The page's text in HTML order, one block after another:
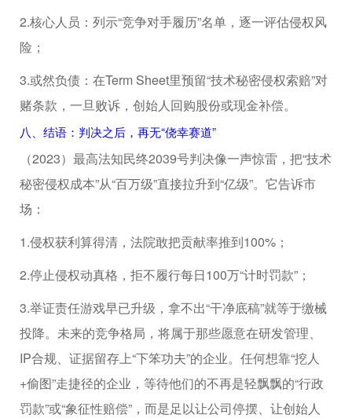
2.核心人员：列示“竞争对手履历”名单，逐一评估侵权风
险；
3.或然负债：在Term Sheet里预留“技术秘密侵权索赔”对
赌条款，一旦败诉，创始人回购股份或现金补偿。
八、结语：判决之后，再无“侥幸赛道”
（2023）最高法知民终2039号判决像一声惊雷，把“技术
秘密侵权成本”从“百万级”直接拉升到“亿级”。它告诉市
场：
1.侵权获利算得清，法院敢把贡献率推到100%；
2.停止侵权动真格，拒不履行每日100万“计时罚款”；
3.举证责任游戏早已升级，拿不出“干净底稿”就等于缴械
投降。未来的竞争格局，将属于那些愿意在研发管理、
IP合规、证据留存上“下笨功夫”的企业。任何想靠“挖人
+偷图”走捷径的企业，等待他们的不再是轻飘飘的“行政
罚款”或“象征性赔偿”，而是足以让公司停摆、让创始人